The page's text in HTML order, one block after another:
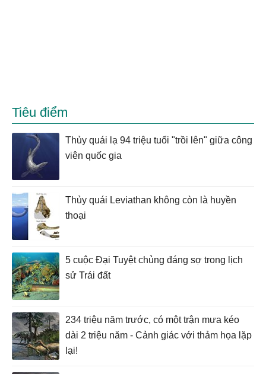
Tiêu điểm
Thủy quái lạ 94 triệu tuổi "trồi lên" giữa công
viên quốc gia
Thủy quái Leviathan không còn là huyền
thoại
5 cuộc Đại Tuyệt chủng đáng sợ trong lịch
sử Trái đất
234 triệu năm trước, có một trận mưa kéo
dài 2 triệu năm - Cảnh giác với thảm họa lặp
lại!